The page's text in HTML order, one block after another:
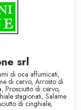
srl
di oca affumicati,
di cervo, Arrosto di
Prosciutto di cervo,
stagionati, Salame
di cinghiale,